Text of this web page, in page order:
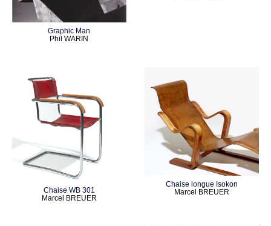
Graphic Man
Phil WARIN
Chaise WB 301
Marcel BREUER
Chaise longue Isokon
Marcel BREUER